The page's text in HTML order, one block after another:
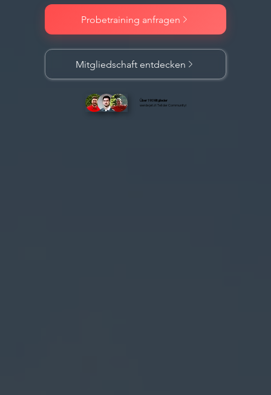
Probetraining anfragen
Über 190 Mitglieder
werde jetzt Teil der Community!